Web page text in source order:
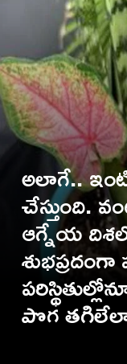
అలాగే.. ఇంటి
చేస్తుంది.
ఆగ్నేయ
శుభప్రదంగా
పొగ తగిలేలా